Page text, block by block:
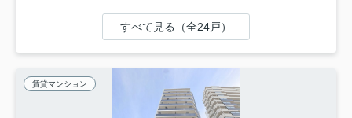
すべて見る（全24戸）
賃貸マンション